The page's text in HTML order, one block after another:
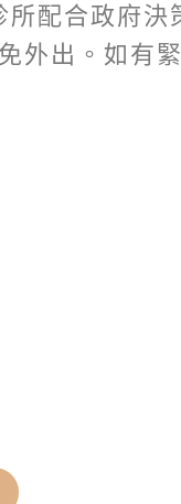
配合政府決
外出。如有